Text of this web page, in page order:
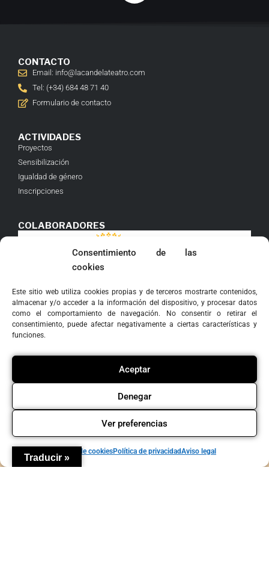
Consentimiento de las
cookies
Este sitio web utiliza cookies propias y de terceros mostrarte contenidos,
almacenar y/o acceder a la información del dispositivo, y procesar datos
como el comportamiento de navegación. No consentir o retirar el
consentimiento, puede afectar negativamente a ciertas características y
funciones.
Aceptar
Denegar
Ver preferencias
Política de cookiesPolítica de privacidadAviso legal
CONTACTO
Email: info@lacandelateatro.com
Tel: (+34) 684 48 71 40
Formulario de contacto
ACTIVIDADES
Proyectos
Sensibilización
Igualdad de género
Inscripciones
COLABORADORES
Copyright © La Candela Teatro y Comunidad
Traducir »